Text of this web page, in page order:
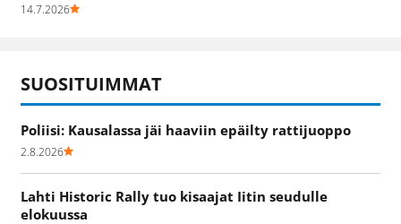
14.7.2026
SUOSITUIMMAT
Poliisi: Kausalassa jäi haaviin epäilty rattijuoppo
2.8.2026
Lahti Historic Rally tuo kisaajat Iitin seudulle
elokuussa